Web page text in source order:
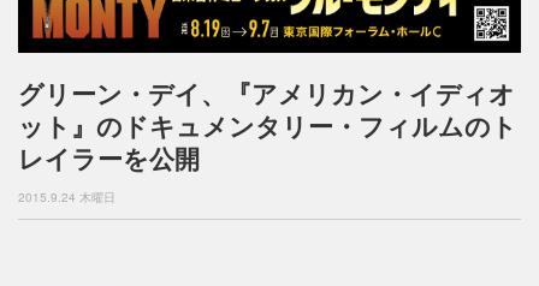
n
a
v
g
n
グリーン・デイ、『アメリカン・イディオ
ット』のドキュメンタリー・フィルムのト
レイラーを公開
2015.9.24 木曜日